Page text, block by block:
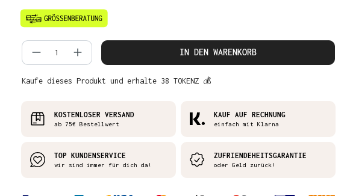
Produkt Anzahl: Gib den gewünschten Wert
IN DEN WARENKORB
Kaufe dieses Produkt und erhalte 38 TOKENZ 💰
KOSTENLOSER VERSAND
ab 75€ Bestellwert
KAUF AUF RECHNUNG
einfach mit Klarna
TOP KUNDENSERVICE
wir sind immer für dich da!
ZUFRIENDEHEITSGARANTIE
oder Geld zurück!